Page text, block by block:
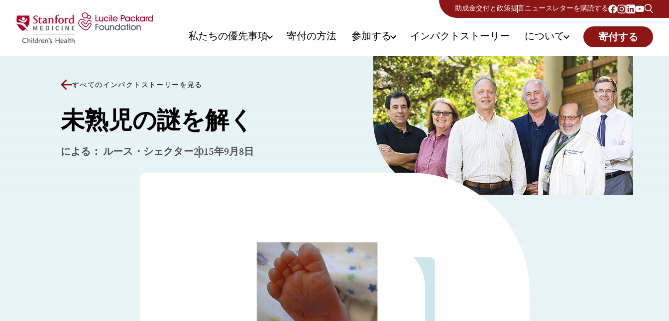
助成金交付と政策提言 ニュースレターを購読する
私たちの優先事項 寄付の方法 参加する インパクトストーリー について 寄付する
すべてのインパクトストーリーを見る
未熟児の謎を解く
による： ルース・シェクター2015年9月8日